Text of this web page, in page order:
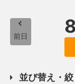
前日 8
並び替え・